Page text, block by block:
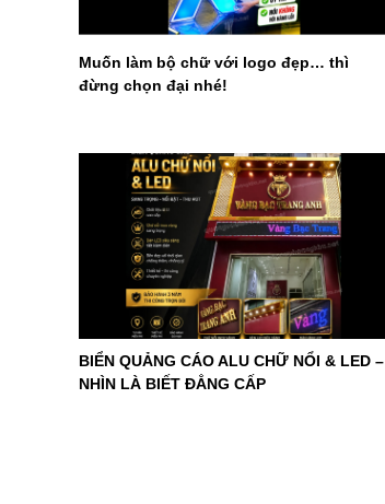
Muốn làm bộ chữ với logo đẹp… thì
đừng chọn đại nhé!
BIỂN QUẢNG CÁO ALU CHỮ NỔI & LED –
NHÌN LÀ BIẾT ĐẲNG CẤP